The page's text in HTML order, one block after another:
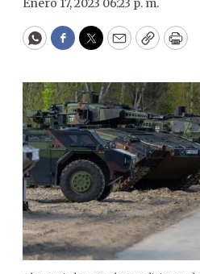
Enero 17, 2023 06:23 p. m.
WhatsApp
Facebook
Twitter
EmailCopy